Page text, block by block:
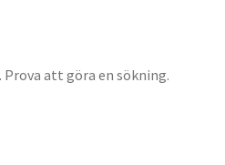
att göra en sökning.